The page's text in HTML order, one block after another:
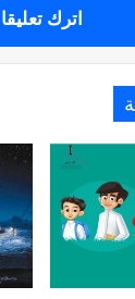
اترك تعليقا